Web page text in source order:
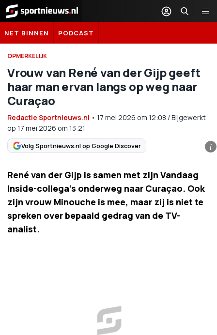
Sportnieuws.nl
NET BINNEN PODCAST
OPMERKELIJK
Vrouw van René van der Gijp geeft
haar man ervan langs op weg naar
Curaçao
Redactie Sportnieuws.nl • 17 mei 2026 om 12:08 /Bijgewerkt
op 17 mei 2026 om 13:21
Volg Sportnieuws.nl op Google Discover i
René van der Gijp is samen met zijn Vandaag
Inside-collega's onderweg naar Curaçao. Ook
zijn vrouw Minouche is mee, maar zij is niet te
spreken over bepaald gedrag van de TV-
analist.